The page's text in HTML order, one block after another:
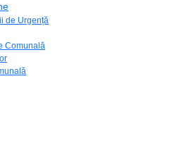
de Urgență
Comunală